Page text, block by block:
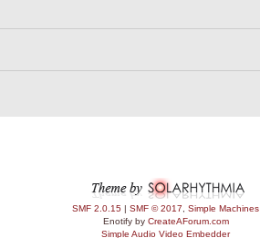
SMF 2.0.15 | SMF © 2017
Simple Machines
Enotify by CreateAForum.com
Simple Audio Video Embedder